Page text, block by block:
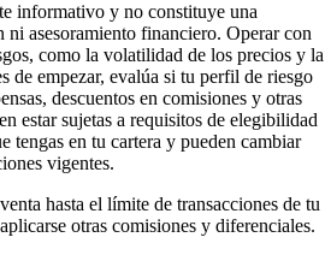
informativo y no constituye una
ni asesoramiento financiero. Operar con
como la volatilidad de los precios y la
de empezar, evalúa si tu perfil de riesgo
descuentos en comisiones y otras
estar sujetas a requisitos de elegibilidad
tengas en tu cartera y pueden cambiar
vigentes.
hasta el límite de transacciones de tu
otras comisiones y diferenciales.